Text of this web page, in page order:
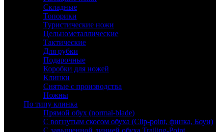
Складные
Топорики
Туристические ножи
Цельнометаллические
Тактические
Для рубки
Подарочные
Коробки для ножей
Клинки
Снятые с производства
Ножны
По типу клинка
Прямой обух (normal-blade)
С вогнутым скосом обуха (Clip-point, финка, Боуи)
С завышенной линией обуха Trailing-Point